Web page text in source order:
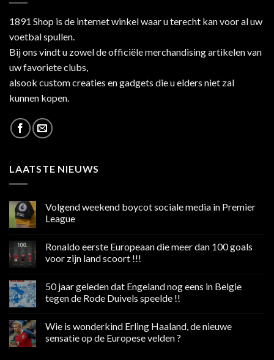
1891 Shop is de internet winkel waar u terecht kan voor al uw
voetbal spullen.
Bij ons vindt u zowel de officiële merchandising artikelen van
uw favoriete clubs,
alsook custom creaties en gadgets die u elders niet zal
kunnen kopen.
LAATSTE NIEUWS
Volgend weekend boycot sociale media in Premier
League
op
weekend
media
in
Premier
Ronaldo eerste Europeaan die meer dan 100 goals
voor zijn land scoort !!!
op
Ronaldo
eerste
meer
100
50 jaar geleden dat Engeland nog eens in Belgie
tegen de Rode Duivels speelde !!
op
jaar
Wie is wonderkind Erling Haaland, de nieuwe
sensatie op de Europese velden ?